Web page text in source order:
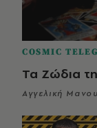
COSMIC
Τα Ζώδια
Αγγελική